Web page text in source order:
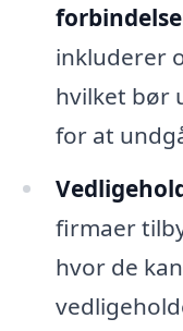
inkluderer
hvilket bør
for at
firmaer
hvor de